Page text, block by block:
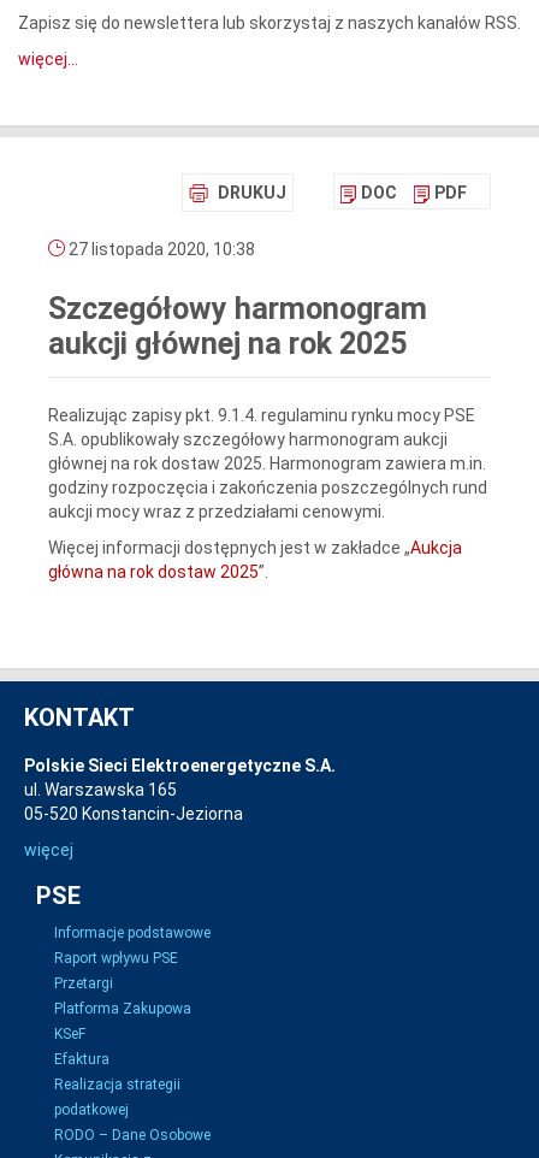
Zapisz się do newslettera lub skorzystaj z naszych kanałów RSS.
więcej...
DRUKUJ DOC PDF
27 listopada 2020, 10:38
Szczegółowy harmonogram
aukcji głównej na rok 2025
Realizując zapisy pkt. 9.1.4. regulaminu rynku mocy PSE
S.A. opublikowały szczegółowy harmonogram aukcji
głównej na rok dostaw 2025. Harmonogram zawiera m.in.
godziny rozpoczęcia i zakończenia poszczególnych rund
aukcji mocy wraz z przedziałami cenowymi.
Więcej informacji dostępnych jest w zakładce „Aukcja
główna na rok dostaw 2025”.
KONTAKT
Polskie Sieci Elektroenergetyczne S.A.
ul. Warszawska 165
05-520 Konstancin-Jeziorna
więcej
PSE
Informacje podstawowe
Raport wpływu PSE
Przetargi
Platforma Zakupowa
KSeF
Efaktura
Realizacja strategii
podatkowej
RODO – Dane Osobowe